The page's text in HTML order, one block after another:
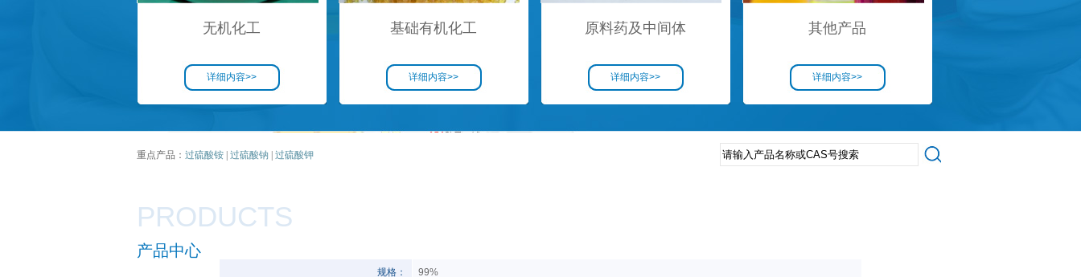
无机化工
详细内容>>
基础有机化工
详细内容>>
原料药及中间体
详细内容>>
其他产品
详细内容>>
重点产品： 过硫酸铵 过硫酸钠 过硫酸钾
PRODUCTS
产品中心
规格： 99%